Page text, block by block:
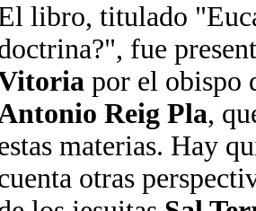
libro, titulado
fue
por el obispo
Reig Pla,
materias. Hay
otras